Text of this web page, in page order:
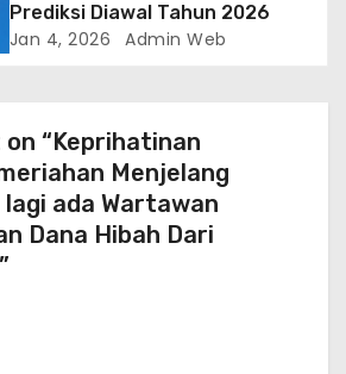
Prediksi Diawal Tahun 2026
Jan 4, 2026 Admin Web
“Keprihatinan
Menjelang
ada Wartawan
Dana Hibah Dari